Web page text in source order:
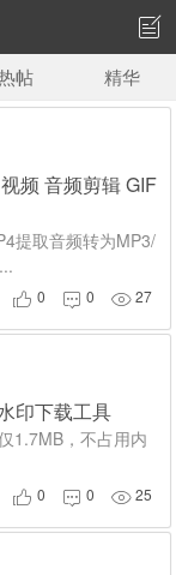

帖 精华
频 音频剪辑 GIF
提取音频转为MP3/
 0  0 27
印下载工具
1.7MB，不占用内
 0  0 25